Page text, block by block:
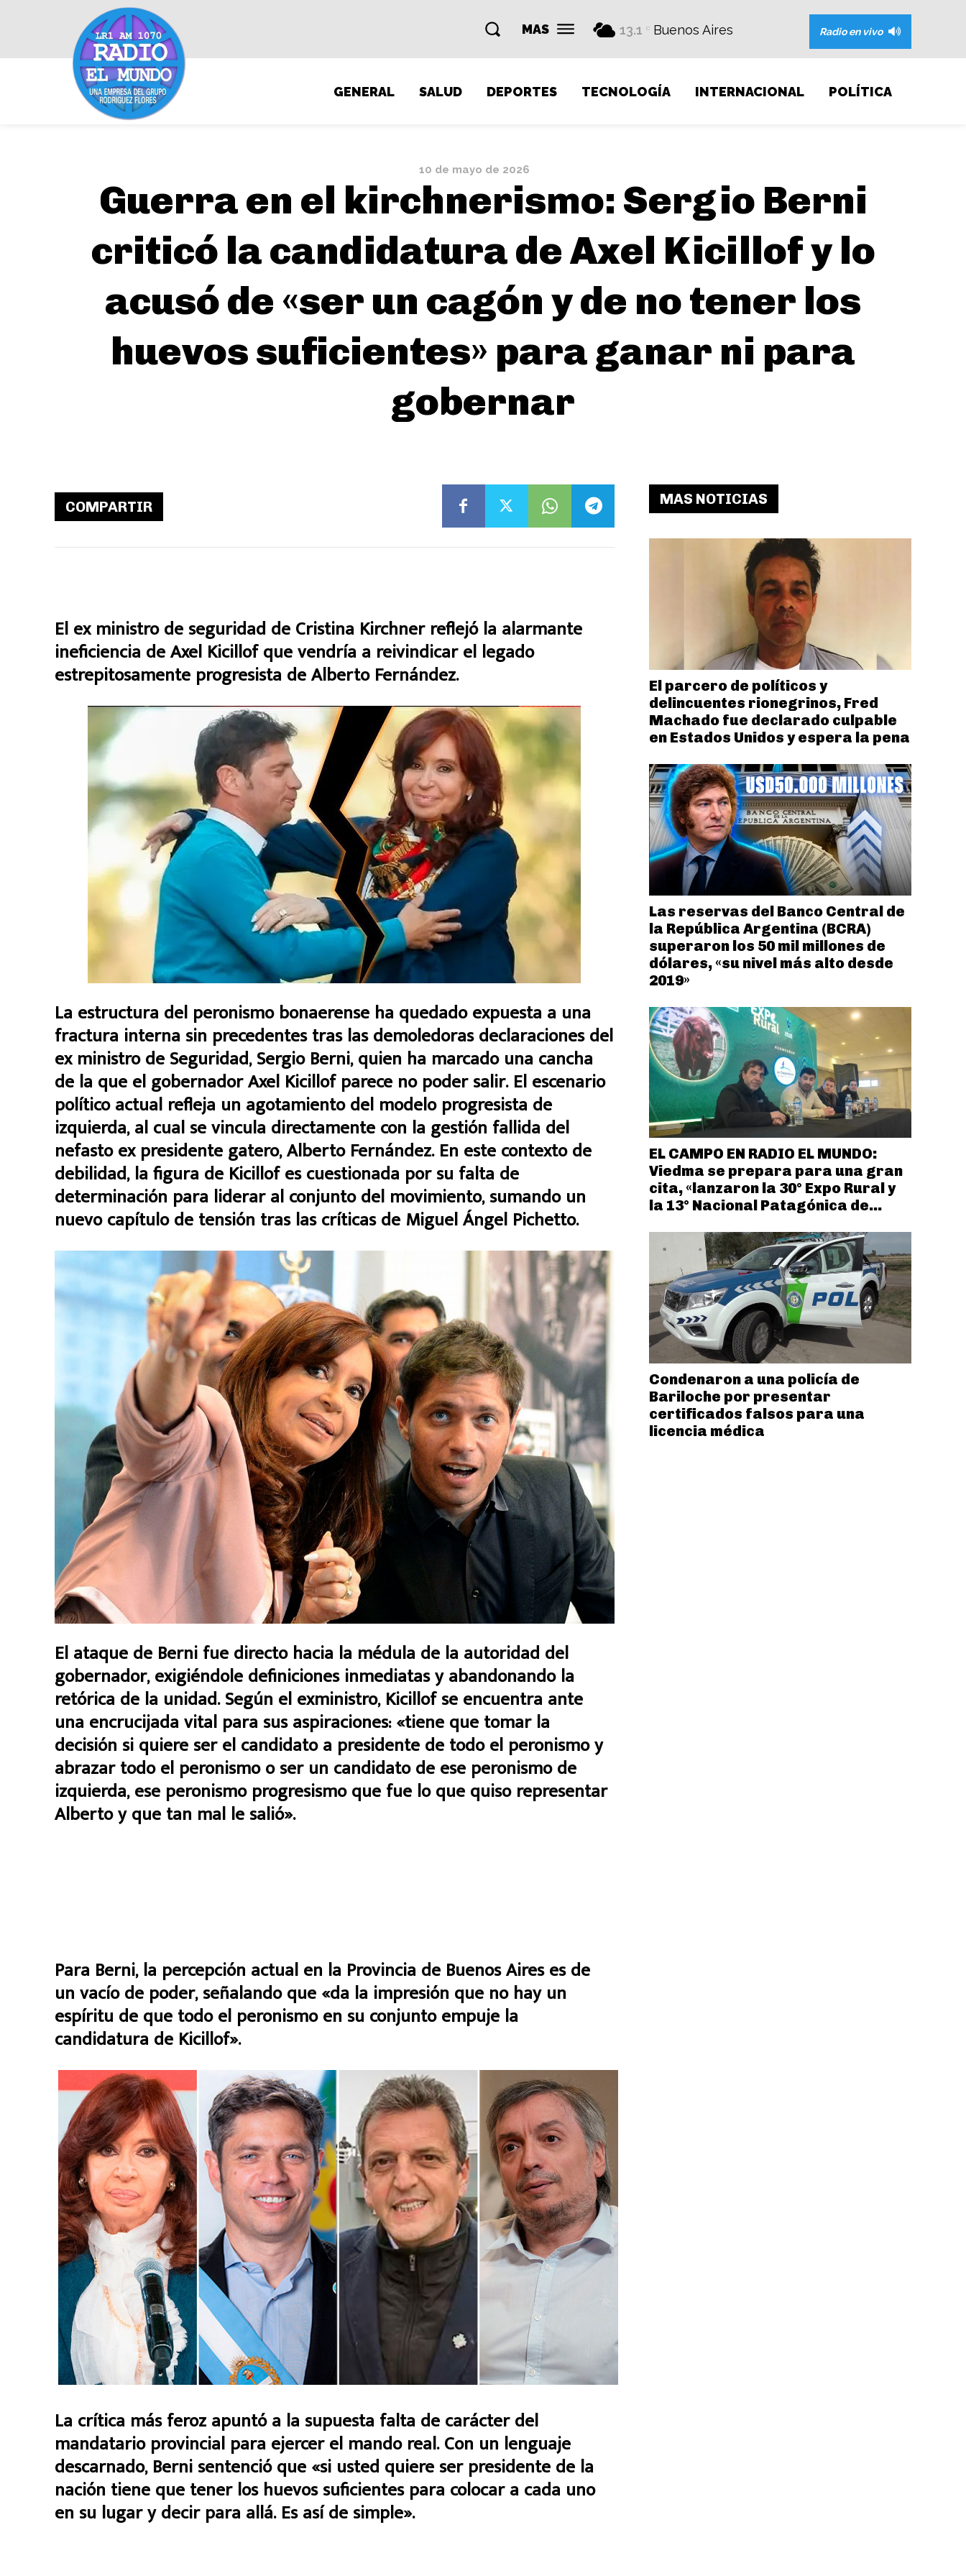
MAS 13.1 C Buenos Aires Radio en vivo
GENERAL SALUD DEPORTES TECNOLOGÍA INTERNACIONAL POLÍTICA
10 de mayo de 2026
Guerra en el kirchnerismo: Sergio Berni
criticó la candidatura de Axel Kicillof y lo
acusó de «ser un cagón y de no tener los
huevos suficientes» para ganar ni para
gobernar
COMPARTIR
El ex ministro de seguridad de Cristina Kirchner reflejó la alarmante
ineficiencia de Axel Kicillof que vendría a reivindicar el legado
estrepitosamente progresista de Alberto Fernández.
La estructura del peronismo bonaerense ha quedado expuesta a una
fractura interna sin precedentes tras las demoledoras declaraciones del
ex ministro de Seguridad, Sergio Berni, quien ha marcado una cancha
de la que el gobernador Axel Kicillof parece no poder salir. El escenario
político actual refleja un agotamiento del modelo progresista de
izquierda, al cual se vincula directamente con la gestión fallida del
nefasto ex presidente gatero, Alberto Fernández. En este contexto de
debilidad, la figura de Kicillof es cuestionada por su falta de
determinación para liderar al conjunto del movimiento, sumando un
nuevo capítulo de tensión tras las críticas de Miguel Ángel Pichetto.
El ataque de Berni fue directo hacia la médula de la autoridad del
gobernador, exigiéndole definiciones inmediatas y abandonando la
retórica de la unidad. Según el exministro, Kicillof se encuentra ante
una encrucijada vital para sus aspiraciones: «tiene que tomar la
decisión si quiere ser el candidato a presidente de todo el peronismo y
abrazar todo el peronismo o ser un candidato de ese peronismo de
izquierda, ese peronismo progresismo que fue lo que quiso representar
Alberto y que tan mal le salió».
Para Berni, la percepción actual en la Provincia de Buenos Aires es de
un vacío de poder, señalando que «da la impresión que no hay un
espíritu de que todo el peronismo en su conjunto empuje la
candidatura de Kicillof».
La crítica más feroz apuntó a la supuesta falta de carácter del
mandatario provincial para ejercer el mando real. Con un lenguaje
descarnado, Berni sentenció que «si usted quiere ser presidente de la
nación tiene que tener los huevos suficientes para colocar a cada uno
en su lugar y decir para allá. Es así de simple».
MAS NOTICIAS
El parcero de políticos y
delincuentes rionegrinos, Fred
Machado fue declarado culpable
en Estados Unidos y espera la pena
Las reservas del Banco Central de
la República Argentina (BCRA)
superaron los 50 mil millones de
dólares, «su nivel más alto desde
2019»
EL CAMPO EN RADIO EL MUNDO:
Viedma se prepara para una gran
cita, «lanzaron la 30° Expo Rural y
la 13° Nacional Patagónica de...
Condenaron a una policía de
Bariloche por presentar
certificados falsos para una
licencia médica